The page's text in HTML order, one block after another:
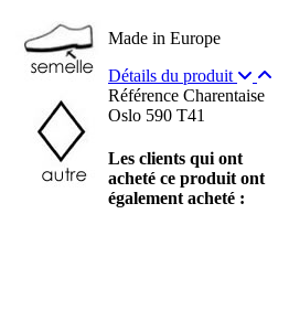
Made in Europe
Détails du produit
Référence Charentaise
Oslo 590 T41
Les clients qui ont
acheté ce produit ont
également acheté :